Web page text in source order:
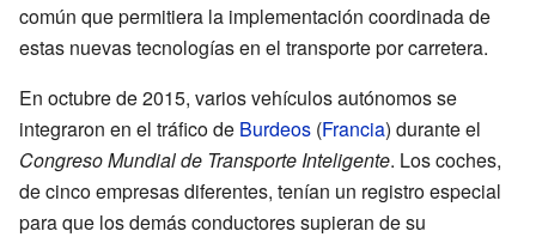
común que permitiera la implementación coordinada de
estas nuevas tecnologías en el transporte por carretera.
En octubre de 2015, varios vehículos autónomos se
integraron en el tráfico de Burdeos (Francia) durante el
Congreso Mundial de Transporte Inteligente. Los coches,
de cinco empresas diferentes, tenían un registro especial
para que los demás conductores supieran de su